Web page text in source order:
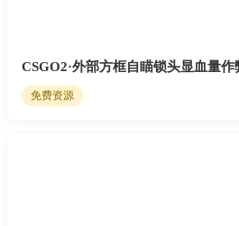
CSGO2·外部方框自瞄锁头显血量作
免费资源